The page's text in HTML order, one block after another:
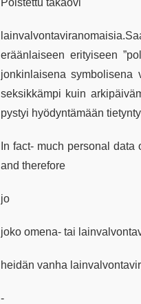
Poistettu takaovi
eräänlaiseen erityiseen
jonkinlaisena symbolisena
seksikkämpi kuin
pystyi hyödyntämään
In fact- much personal
and therefore
jo
joko omena- tai
heidän vanha
-